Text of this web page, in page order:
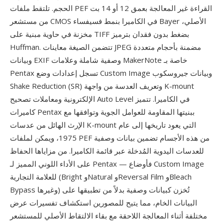
الحجم. تلتقط ملفات PEF القراءة غير المعالجة بعمق 12 أو 14 بت
من مستشعر CMOS في الكاميرا بنمط فسيفساء Bayer الأصلي،
مخزنة في حاوية مبنية على TIFF بضغط بدون فقدان بترميز
Huffman. تتضمن الصيغة معاينات JPEG مضمنة بأحجام متعددة
وبيانات EXIF وصفية شاملة وعلامات MakerNote خاصة بـ
Pentax تسجل إعدادات وضع Custom Image وبيانات جيروسكوب
Shake Reduction (SR) وتعريف العدسة من واجهة K-mount
الإلكترونية ومعاملات تصحيح Auto Level في الكاميرا. تتميز
كاميرات Pentax ببنيتها المقاومة للعوامل الجوية وتوافقها مع
الإرث الهائل من عدسات K-mount التي يعود تاريخها إلى عام
1975، ويمكن لملفات PEF من هذه الأجسام تضمين بيانات وصفية
للعدسات اليدوية المُدخلة عبر قائمة الكاميرا. من مزاياها الحفاظ
على الأداء اللوني المميز لـ Pentax — فأوضاع Custom Image
للعلامة التجارية (Bright وNatural وReversal Film وBleach
Bypass وغيرها) تُخزن كبيانات وصفية بدلاً من تطبيقها على
البيانات الخام، مما يتيح للمصورين استكشاف تفسيرات عرض
مختلفة أثناء المعالجة اللاحقة مع بقاء الالتقاط الأصلي للمستشعر